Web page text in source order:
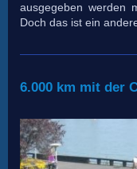
ausgegeben werden
Doch das ist ein
6.000 km mit der